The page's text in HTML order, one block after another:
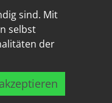
sind. Mit
selbst
der